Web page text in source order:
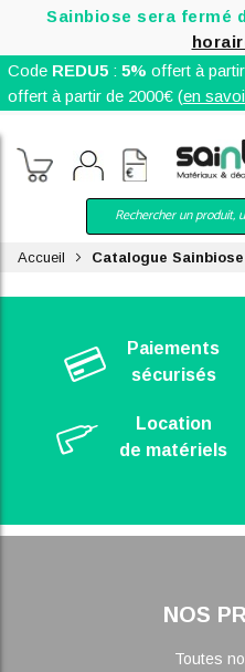
Sainbiose sera fermé
Code REDU5: 5% offert à
offert à partir de 2000€ (en
Accueil Catalogue Sainbiose
Paiements
sécurisés
Location
de matériels
NOS
Toutes